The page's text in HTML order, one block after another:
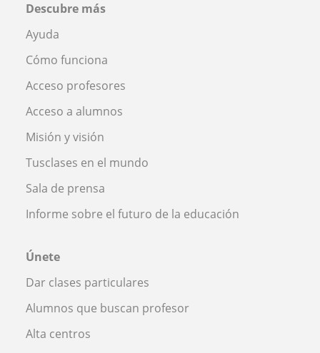
Descubre más
Ayuda
Cómo funciona
Acceso profesores
Acceso a alumnos
Misión y visión
Tusclases en el mundo
Sala de prensa
Informe sobre el futuro de la educación
Únete
Dar clases particulares
Alumnos que buscan profesor
Alta centros